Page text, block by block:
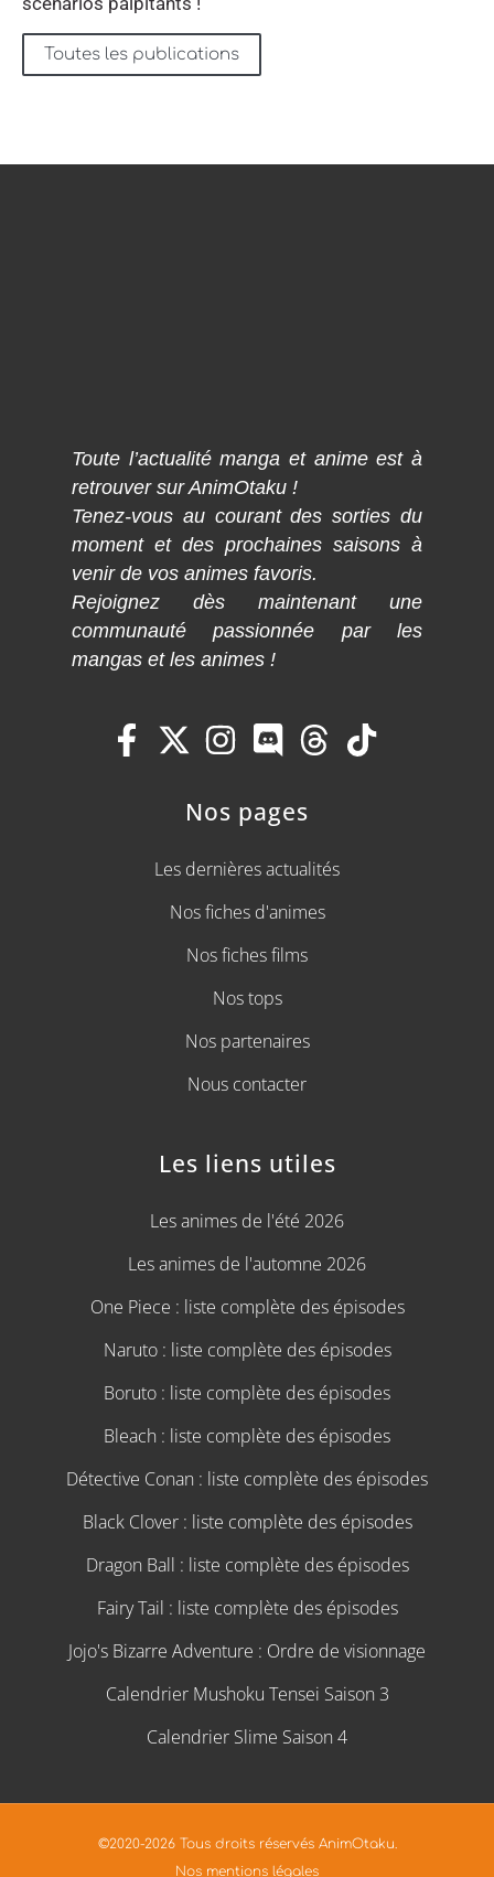
Toutes les publications
Toute l’actualité manga et anime est à
retrouver sur AnimOtaku !
Tenez-vous au courant des sorties du
moment et des prochaines saisons à
venir de vos animes favoris.
Rejoignez dès maintenant une
communauté passionnée par les
mangas et les animes !
Nos pages
Les dernières actualités
Nos fiches d'animes
Nos fiches films
Nos tops
Nos partenaires
Nous contacter
Les liens utiles
Les animes de l'été 2026
Les animes de l'automne 2026
One Piece : liste complète des épisodes
Naruto : liste complète des épisodes
Boruto : liste complète des épisodes
Bleach : liste complète des épisodes
Détective Conan : liste complète des épisodes
Black Clover : liste complète des épisodes
Dragon Ball : liste complète des épisodes
Fairy Tail : liste complète des épisodes
Jojo's Bizarre Adventure : Ordre de visionnage
Calendrier Mushoku Tensei Saison 3
Calendrier Slime Saison 4
©2020-2026 Tous droits réservés AnimOtaku.
Nos mentions légales